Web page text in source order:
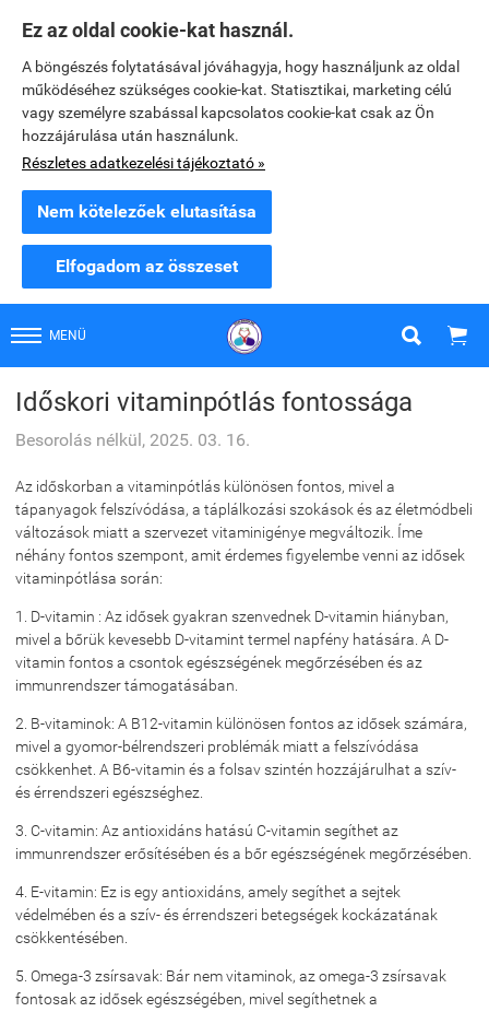
Ez az oldal cookie-kat használ.
A böngészés folytatásával jóváhagyja, hogy használjunk az oldal
működéséhez szükséges cookie-kat. Statisztikai, marketing célú
vagy személyre szabással kapcsolatos cookie-kat csak az Ön
hozzájárulása után használunk.
Részletes adatkezelési tájékoztató »
Nem kötelezőek elutasítása
Elfogadom az összeset
MENÜ  
Időskori vitaminpótlás fontossága
Besorolás nélkül, 2025. 03. 16.
Az időskorban a vitaminpótlás különösen fontos, mivel a
tápanyagok felszívódása, a táplálkozási szokások és az életmódbeli
változások miatt a szervezet vitaminigénye megváltozik. Íme
néhány fontos szempont, amit érdemes figyelembe venni az idősek
vitaminpótlása során:
1. D-vitamin : Az idősek gyakran szenvednek D-vitamin hiányban,
mivel a bőrük kevesebb D-vitamint termel napfény hatására. A D-
vitamin fontos a csontok egészségének megőrzésében és az
immunrendszer támogatásában.
2. B-vitaminok: A B12-vitamin különösen fontos az idősek számára,
mivel a gyomor-bélrendszeri problémák miatt a felszívódása
csökkenhet. A B6-vitamin és a folsav szintén hozzájárulhat a szív-
és érrendszeri egészséghez.
3. C-vitamin: Az antioxidáns hatású C-vitamin segíthet az
immunrendszer erősítésében és a bőr egészségének megőrzésében.
4. E-vitamin: Ez is egy antioxidáns, amely segíthet a sejtek
védelmében és a szív- és érrendszeri betegségek kockázatának
csökkentésében.
5. Omega-3 zsírsavak: Bár nem vitaminok, az omega-3 zsírsavak
fontosak az idősek egészségében, mivel segíthetnek a